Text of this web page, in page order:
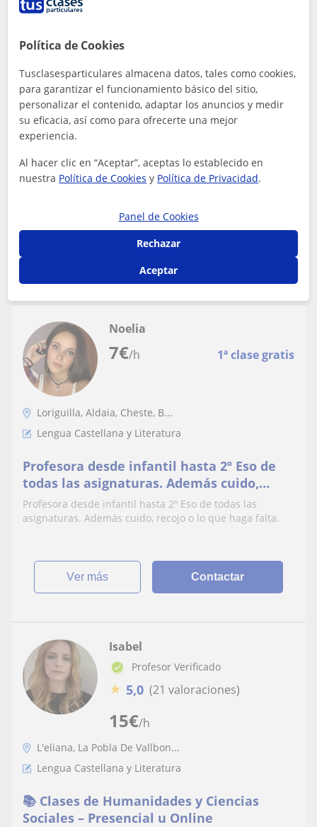
Llíria, Benisanó, Domeño, Olo...
Lengua Castellana y Literatura
Clases de apoyo y refuerzo escolar
Clases de apoyo y refuerzo escolar Primaria y ESO. Soy
Leyre Sancho, y ofrezco clases particulares con el
7€/h 1ª clase gratis
Noelia
Loriguilla, Aldaia, Cheste, B...
Lengua Castellana y Literatura
Profesora desde infantil hasta 2º Eso de
todas las asignaturas. Además cuido,
recojo o lo que haga falta
Profesora desde infantil hasta 2º Eso de todas las
asignaturas. Además cuido, recojo o lo que haga falta.
ver más Contactar
15€/h
Isabel
Profesor Verificado
★ 5,0 (21 valoraciones)
L'eliana, La Pobla De Vallbon...
Lengua Castellana y Literatura
📚 Clases de Humanidades y Ciencias
Sociales – Presencial u Online
Política de Cookies
Tusclasesparticulares almacena datos, tales como cookies,
para garantizar el funcionamiento básico del sitio,
personalizar el contenido, adaptar los anuncios y medir
su eficacia, así como para ofrecerte una mejor
experiencia.
Al hacer clic en “Aceptar”, aceptas lo establecido en
nuestra Política de Cookies y Política de Privacidad.
Panel de Cookies
Rechazar
Aceptar